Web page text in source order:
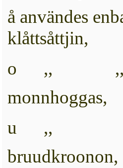
å användes
klåttsåttjin,
o ,, ,,
monnhoggas,
u ,, 
bruudkroonon,